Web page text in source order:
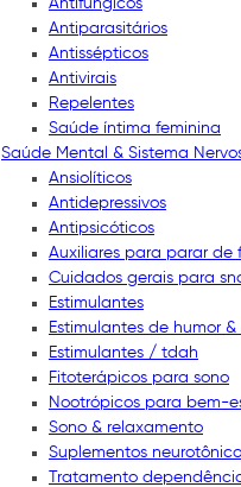
Antifúngicos
Antiparasitários
Antissépticos
Antivirais
Repelentes
Saúde íntima feminina
Saúde Mental & Sistema
Ansiolíticos
Antidepressivos
Antipsicóticos
Auxiliares para parar de
Cuidados gerais para
Estimulantes
Estimulantes de humor
Estimulantes / tdah
Fitoterápicos para sono
Nootrópicos para bem-
Sono & relaxamento
Suplementos
Tratamento